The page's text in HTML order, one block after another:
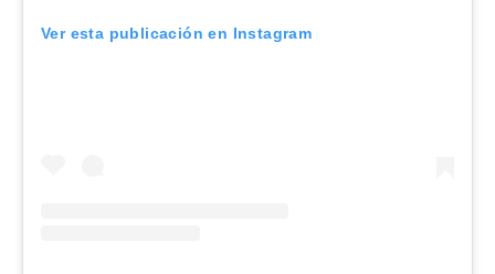
Ver esta publicación en Instagram